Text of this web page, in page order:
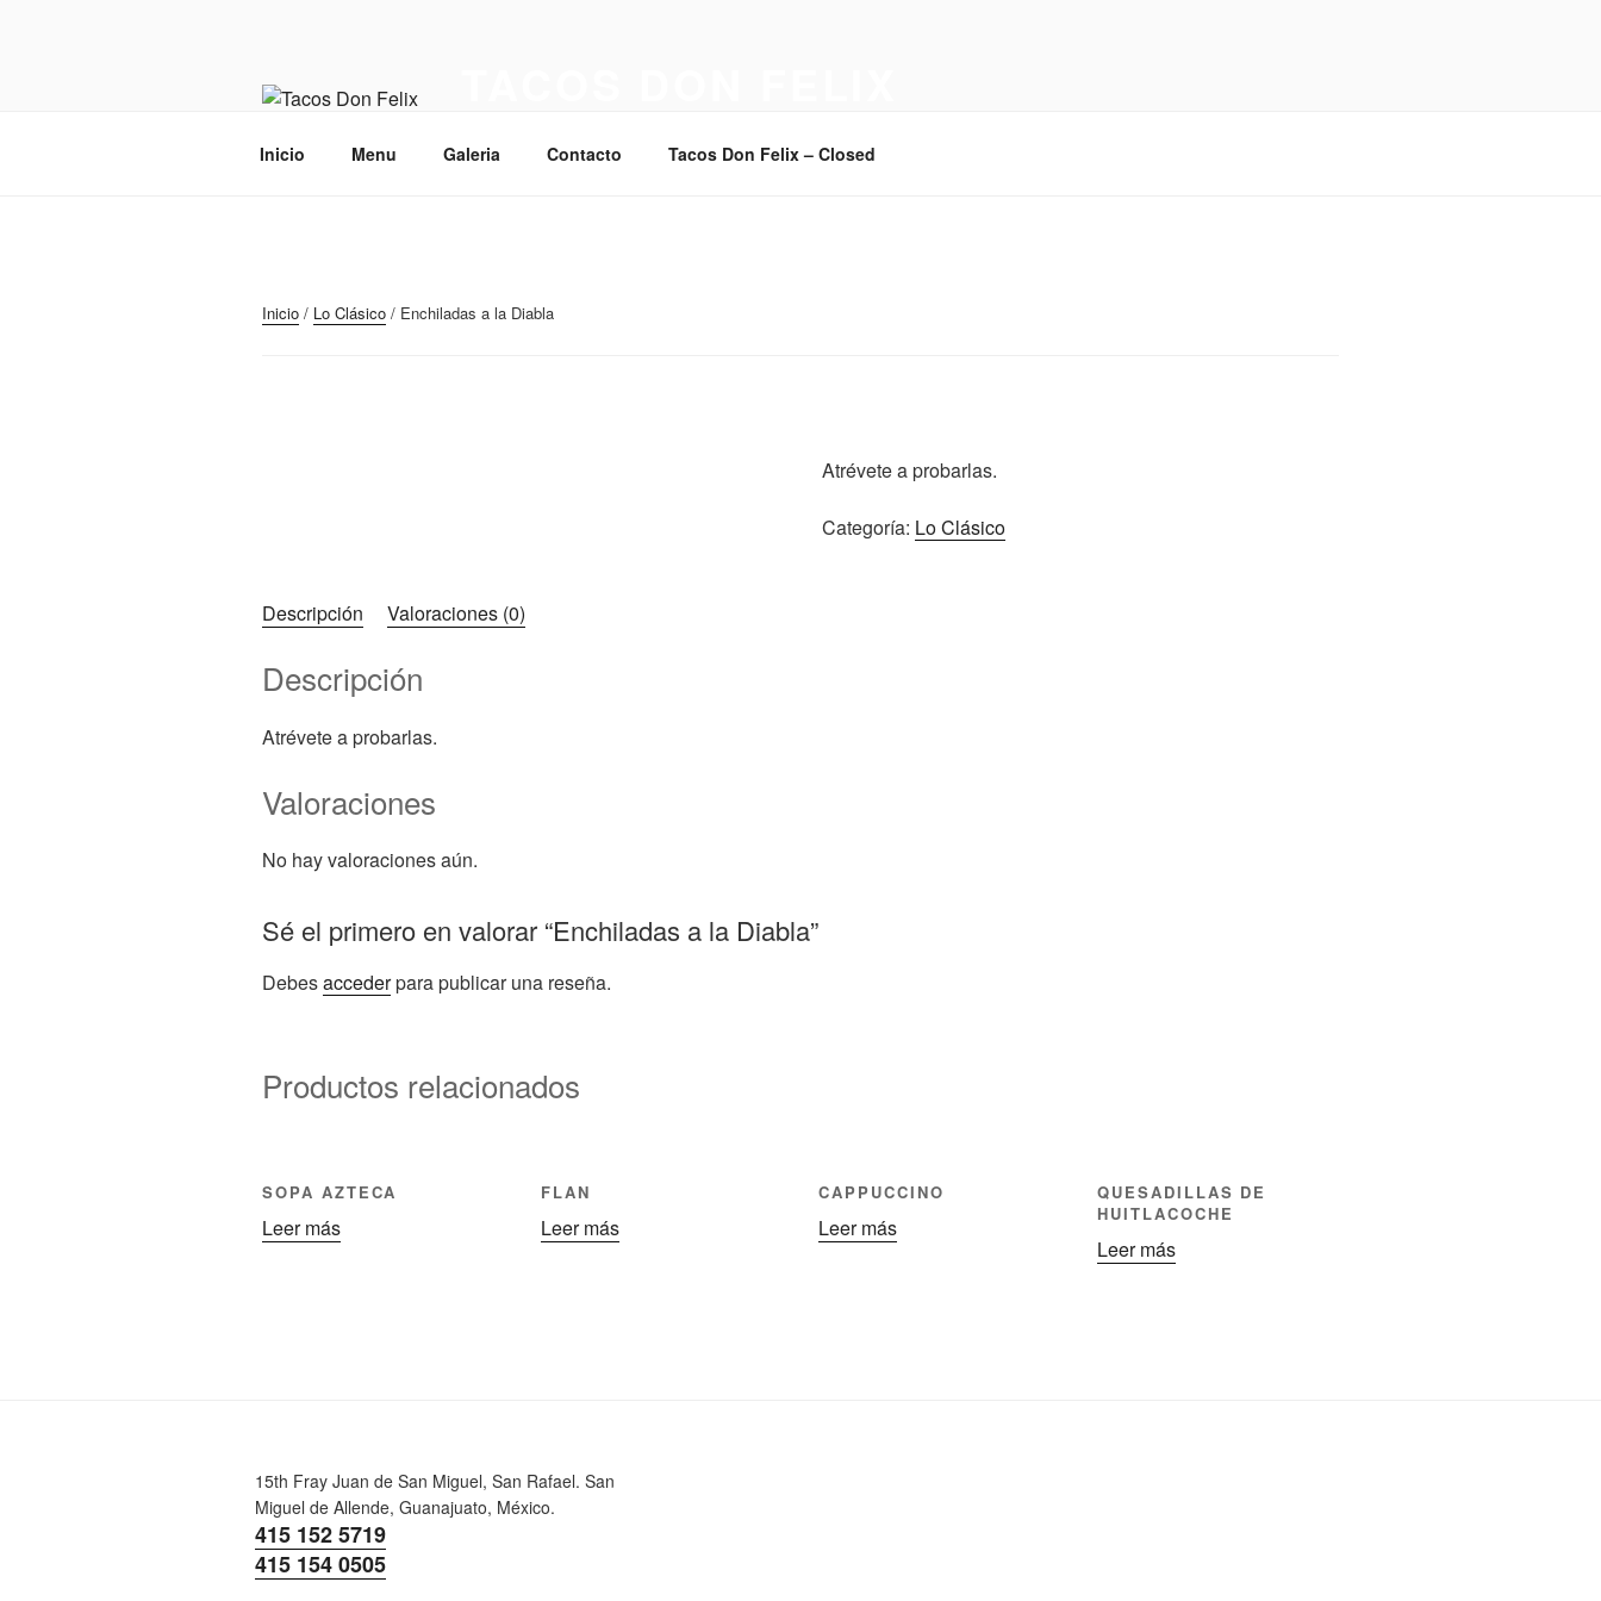
Inicio Menu Galeria Contacto Tacos Don Felix – Closed
Inicio / Lo Clásico / Enchiladas a la Diabla
Atrévete a probarlas.
Categoría: Lo Clásico
Descripción Valoraciones (0)
Descripción
Atrévete a probarlas.
Valoraciones
No hay valoraciones aún.
Sé el primero en valorar “Enchiladas a la Diabla”
Debesaccederpara publicar una reseña.
Productos relacionados
SOPA AZTECA
Leer más
FLAN
Leer más
CAPPUCCINO
Leer más
QUESADILLAS DE
HUITLACOCHE
Leer más
15th Fray Juan de San Miguel, San Rafael. San
Miguel de Allende, Guanajuato, México.
415 152 5719
415 154 0505